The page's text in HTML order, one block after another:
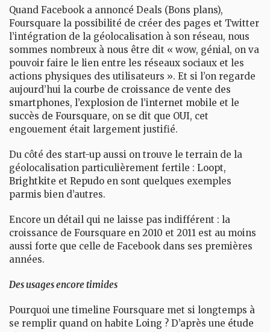
Quand Facebook a annoncé Deals (Bons plans),
Foursquare la possibilité de créer des pages et Twitter
l’intégration de la géolocalisation à son réseau, nous
sommes nombreux à nous être dit « wow, génial, on va
pouvoir faire le lien entre les réseaux sociaux et les
actions physiques des utilisateurs ». Et si l’on regarde
aujourd’hui la courbe de croissance de vente des
smartphones, l’explosion de l’internet mobile et le
succès de Foursquare, on se dit que OUI, cet
engouement était largement justifié.
Du côté des start-up aussi on trouve le terrain de la
géolocalisation particulièrement fertile : Loopt,
Brightkite et Repudo en sont quelques exemples
parmis bien d’autres.
Encore un détail qui ne laisse pas indifférent : la
croissance de Foursquare en 2010 et 2011 est au moins
aussi forte que celle de Facebook dans ses premières
années.
Des usages encore timides
Pourquoi une timeline Foursquare met si longtemps à
se remplir quand on habite Loing ? D’après une étude